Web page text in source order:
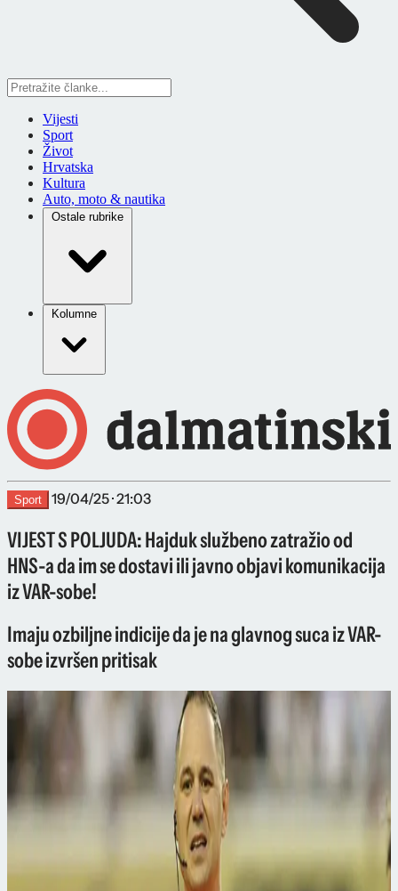
Vijesti
Sport
Život
Hrvatska
Kultura
Auto, moto & nautika
Ostale rubrike
Kolumne
Sport 19/04/25 · 21:03
VIJEST S POLJUDA: Hajduk službeno zatražio od
HNS-a da im se dostavi ili javno objavi komunikacija
iz VAR-sobe!
Imaju ozbiljne indicije da je na glavnog suca iz VAR-
sobe izvršen pritisak